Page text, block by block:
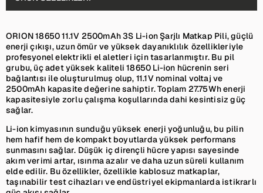
ORION 18650 11.1V 2500mAh 3S Li-ion Şarjlı Matkap Pili, güçlü
enerji çıkışı, uzun ömür ve yüksek dayanıklılık özellikleriyle
profesyonel elektrikli el aletleri için tasarlanmıştır. Bu pil
grubu, üç adet yüksek kaliteli 18650 Li-ion hücrenin seri
bağlantısı ile oluşturulmuş olup, 11.1V nominal voltaj ve
2500mAh kapasite değerine sahiptir. Toplam 27.75Wh enerji
kapasitesiyle zorlu çalışma koşullarında dahi kesintisiz güç
sağlar.
Li-ion kimyasının sunduğu yüksek enerji yoğunluğu, bu pilin
hem hafif hem de kompakt boyutlarda yüksek performans
sunmasını sağlar. Düşük iç dirençli hücre yapısı sayesinde
akım verimi artar, ısınma azalır ve daha uzun süreli kullanım
elde edilir. Bu özellikler, özellikle kablosuz matkaplar,
taşınabilir test cihazları ve endüstriyel ekipmanlarda istikrarlı